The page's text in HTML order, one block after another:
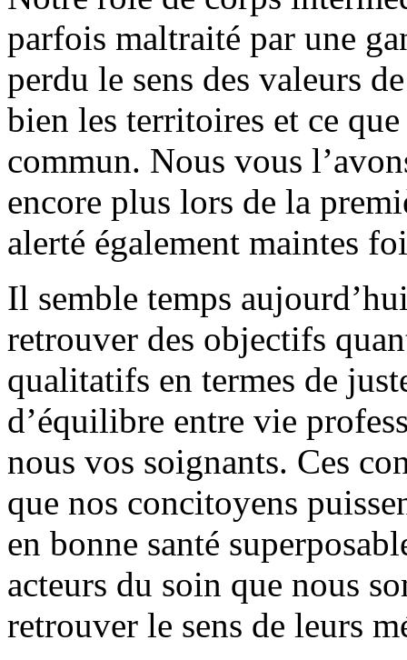
parfois maltraité par une
perdu le sens des valeurs
bien les territoires et ce
commun. Nous vous
encore plus lors de la
alerté également maintes
Il semble temps
retrouver des objectifs
qualitatifs en termes de
d’équilibre entre vie
nous vos soignants. Ces
que nos concitoyens
en bonne santé
acteurs du soin que nous
retrouver le sens de leurs